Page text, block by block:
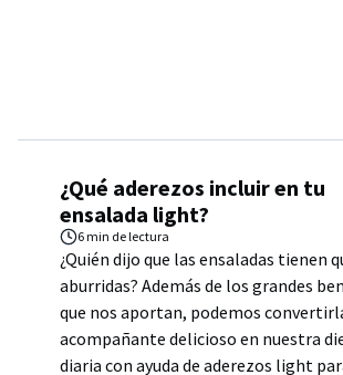
¿Qué aderezos incluir en tu
ensalada light?
6 min de lectura
¿Quién dijo que las ensaladas tienen
aburridas? Además de los grandes
que nos aportan, podemos
acompañante delicioso en nuestra
diaria con ayuda de aderezos light